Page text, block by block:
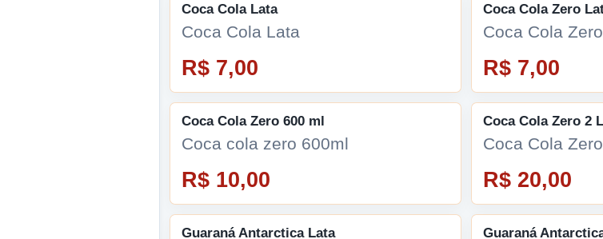
Coca Cola Lata
Coca Cola Lata
R$ 7,00
Coca Cola Zero
Coca Cola
R$ 7,00
Coca Cola Zero 600 ml
Coca cola zero 600ml
R$ 10,00
Coca Cola Zero 2
Coca Cola
R$ 20,00
Guaraná Antarctica Lata Guaraná